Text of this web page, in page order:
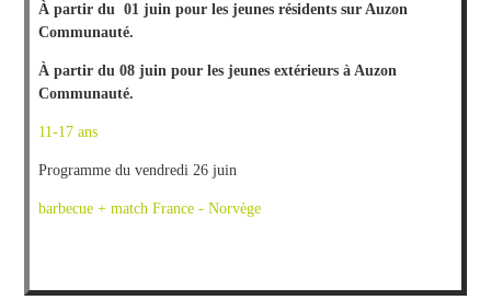
À partir du 01 juin pour les jeunes résidents sur Auzon
Communauté.
À partir du 08 juin pour les jeunes extérieurs à Auzon
Communauté.
11-17 ans
Programme du vendredi 26 juin
barbecue + match France - Norvège